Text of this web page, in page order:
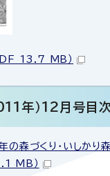
13.7 MB）
年）12月号目
の森づくり・いしかり
MB）